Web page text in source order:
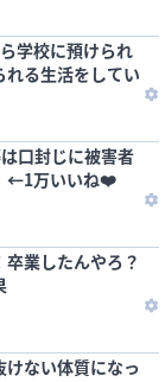
学校に預けられ
る生活をしてい
口封じに被害者
←1万いいね❤️
卒業したんやろ？
ない体質になっ